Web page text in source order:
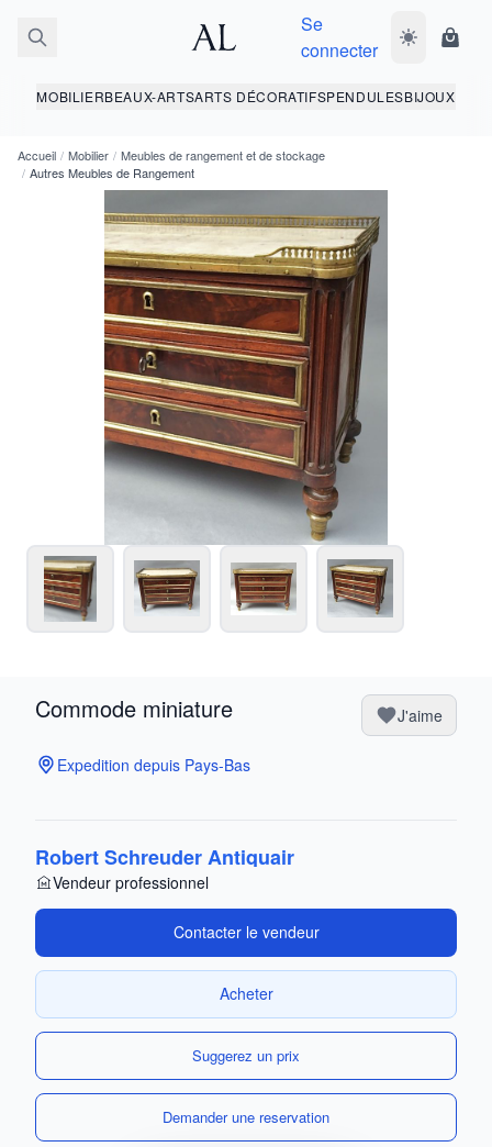
Se
connecter
Basculer le
MOBILIERBEAUX-ARTSARTS DÉCORATIFSPENDULESBIJOUX
Accueil / Mobilier / Meubles de rangement et de stockage
/ Autres Meubles de Rangement
Commode miniature J'aime
Expedition depuis Pays-Bas
Robert Schreuder Antiquair
Vendeur professionnel
Contacter le vendeur
Acheter
Suggerez un prix
Demander une reservation